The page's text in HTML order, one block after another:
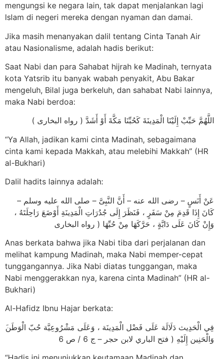
mengungsi ke negara lain, tak dapat menjalankan lagi
Islam di negeri mereka dengan nyaman dan damai.
Jika masih menanyakan dalil tentang Cinta Tanah Air
atau Nasionalisme, adalah hadis berikut:
Saat Nabi dan para Sahabat hijrah ke Madinah, ternyata
kota Yatsrib itu banyak wabah penyakit, Abu Bakar
mengeluh, Bilal juga berkeluh, dan sahabat Nabi lainnya,
maka Nabi berdoa:
( ﺍﻟﻠَّﻬُﻢَّ ﺣَﺒِّﺐْ ﺇِﻟَﻴْﻨَﺎ ﺍﻟْﻤَﺪِﻳﻨَﺔَ ﻛَﺤُﺒِّﻨَﺎ ﻣَﻜَّﺔَ ﺃَﻭْ ﺃَﺷَﺪَّ ‏( ﺭﻭﺍﻩ ﺍﻟﺒﺨﺎﺭﻯ
“Ya Allah, jadikan kami cinta Madinah, sebagaimana
cinta kami kepada Makkah, atau melebihi Makkah” (HR
al-Bukhari)
Dalil hadits lainnya adalah:
ﻋَﻦْ ﺃَﻧَﺲٍ – ﺭﺿﻰ ﺍﻟﻠﻪ ﻋﻨﻪ – ﺃَﻥَّ ﺍﻟﻨَّﺒِﻰَّ – ﺻﻠﻰ ﺍﻟﻠﻪ ﻋﻠﻴﻪ ﻭﺳﻠﻢ –
ﻛَﺎﻥَ ﺇِﺫَﺍ ﻗَﺪِﻡَ ﻣِﻦْ ﺳَﻔَﺮٍ ، ﻓَﻨَﻈَﺮَ ﺇِﻟَﻰ ﺟُﺪُﺭَﺍﺕِ ﺍﻟْﻤَﺪِﻳﻨَﺔِ ﺃَﻭْﺿَﻊَ ﺭَﺍﺣِﻠَﺘَﻪُ ،
ﻭَﺇِﻥْ ﻛَﺎﻥَ ﻋَﻠَﻰ ﺩَﺍﺑَّﺔٍ ، ﺣَﺮَّﻛَﻬَﺎ ﻣِﻦْ ﺣُﺒِّﻬَﺎ ‏( ﺭﻭﺍﻩ ﺍﻟﺒﺨﺎﺭﻯ
Anas berkata bahwa jika Nabi tiba dari perjalanan dan
melihat kampung Madinah, maka Nabi memper-cepat
tunggangannya. Jika Nabi diatas tunggangan, maka
Nabi menggerakkan nya, karena cinta Madinah” (HR al-
Bukhari)
Al-Hafidz Ibnu Hajar berkata:
ﻭَﺍﻟْﺤَﻨِﻴﻦ ﺇِﻟَﻴْﻪِ ‏( ﻓﺘﺢ ﺍﻟﺒﺎﺭﻱ ﻻﺑﻦ ﺣﺠﺮ – ﺝ 6 / ﺹ 6